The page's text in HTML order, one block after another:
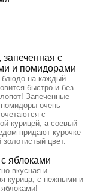
запеченная с
и помидорами
на каждый
быстро и без
Запеченные
очень
с
курицей, а соевый
придают курочке
золотистый цвет.
яблоками
вкусная и
курица, с нежными и